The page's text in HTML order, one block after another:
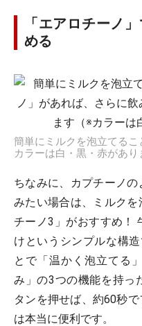
「エアロチーノ
める
簡単にミルクを泡立てる
カラーは白・黒・赤があり
ちなみに、カプチーノ
みたい場合は、ミルク
チーノ3」がおすすめ！
けというシンプルな構
とで「温かく泡立てる
み」の3つの機能を持っ
タンを押せば、約60秒
は本当に便利です。